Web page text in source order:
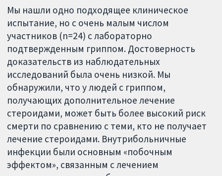
Мы нашли одно подходящее клиническое
испытание, но с очень малым числом
участников (n=24) с лабораторно
подтвержденным гриппом. Достоверность
доказательств из наблюдательных
исследований была очень низкой. Мы
обнаружили, что у людей с гриппом,
получающих дополнительное лечение
стероидами, может быть более высокий риск
смерти по сравнению с теми, кто не получает
лечение стероидами. Внутрибольничные
инфекции были основным «побочным
эффектом», связанным с лечением